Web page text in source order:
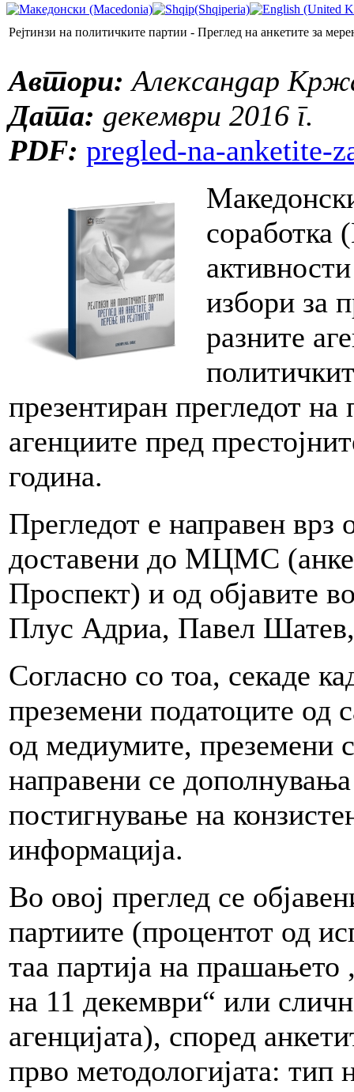
Рејтинзи на политичките партии - Преглед на анкетите за
Автори: Александар
Дата: декември 2016 г.
PDF: pregled-na-anketite-
избори за
разните
презентиран прегледот на
агенциите пред
година.
Прегледот е направен
доставени до МЦМС
Проспект) и од објавите
Плус Адриа, Павел
Согласно со тоа, секаде
преземени податоците од
од медиумите, преземени
направени се
постигнување на
информација.
Во овој преглед се
партиите (процентот од
таа партија на прашањето
на 11 декември“ или
агенцијата), според
прво методологијата: